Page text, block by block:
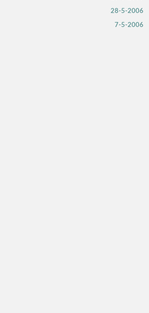
28-5-2006
7-5-2006